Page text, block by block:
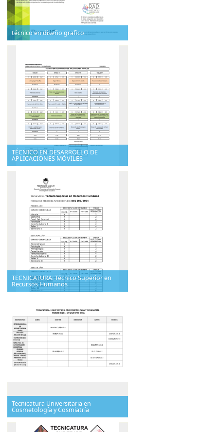
técnico en diseño grafico
TÉCNICO EN DESARROLLO DE
APLICACIONES MÓVILES
TECNICATURA: Técnico Superior en
Recursos Humanos
Tecnicatura Universitaria en
Cosmetología y Cosmiatría